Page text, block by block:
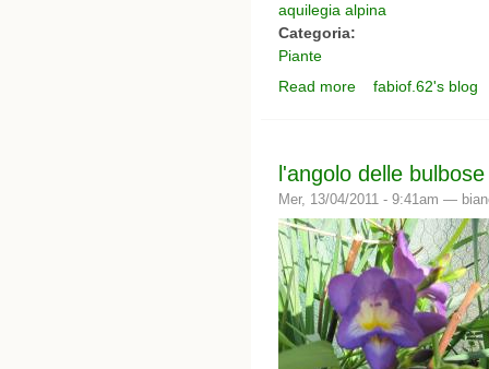
aquilegia alpina
Categoria:
Piante
Read more about aquilegia
fabiof.62's blog
l'angolo delle
Mer, 13/04/2011 - 9:41am —